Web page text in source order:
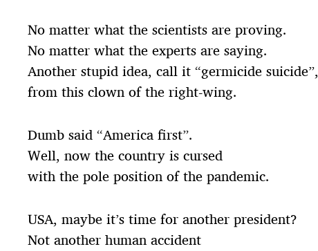
No matter what the scientists are proving.
No matter what the experts are saying.
Another stupid idea, call it “germicide suicide”,
from this clown of the right-wing.
Dumb said “America first”.
Well, now the country is cursed
with the pole position of the pandemic.
USA, maybe it’s time for another president?
Not another human accident